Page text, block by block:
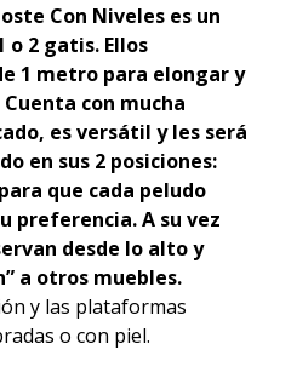
Con Niveles es un
o 2 gatis. Ellos
1 metro para elongar y
con mucha
es versátil y les será
en sus 2 posiciones:
que cada peludo
preferencia. A su vez
desde lo alto y
a otros muebles.
y las plataformas
o con piel.